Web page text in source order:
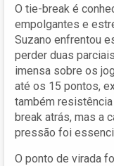
O tie-break é
empolgantes e
Suzano enfrentou
perder duas
imensa sobre os
até os 15 pontos,
também
break atrás, mas a
pressão foi
O ponto de virada